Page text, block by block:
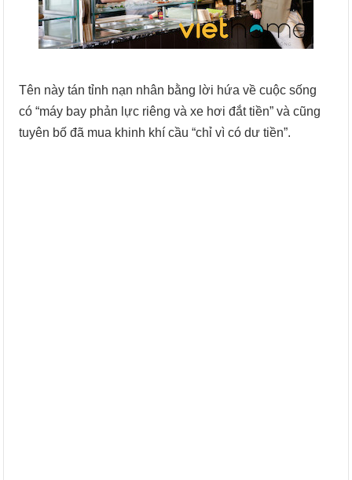
Tên này tán tỉnh nạn nhân bằng lời hứa về cuộc sống
có “máy bay phản lực riêng và xe hơi đắt tiền” và cũng
tuyên bố đã mua khinh khí cầu “chỉ vì có dư tiền”.